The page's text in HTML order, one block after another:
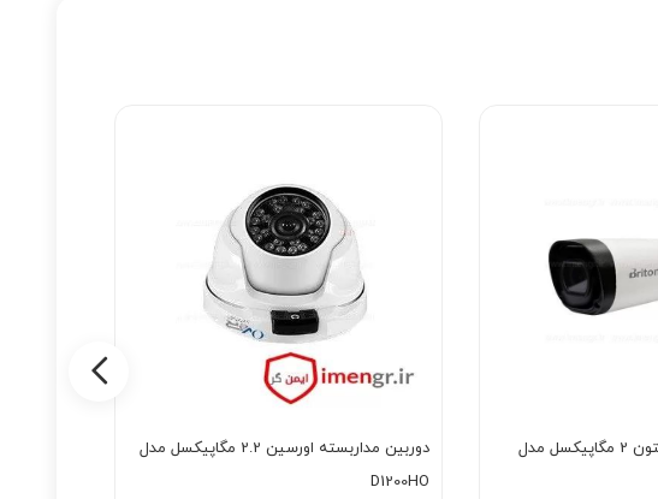
دوربین مداربسته برایتون 2 مگاپیکسل مدل
دوربین مداربسته اورسین 2.2 مگاپیکسل مدل
D1200HO